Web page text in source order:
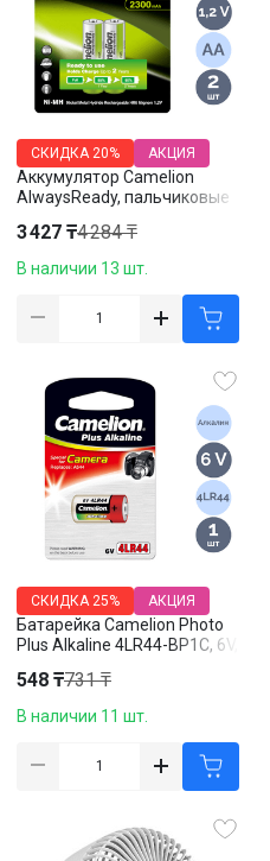
Аккумулятор Camelion
AlwaysReady, пальчиковые
шт, цена за упаковку
СКИДКА 20% АКЦИЯ
3 427 ₸4 284 ₸
В наличии 13 шт.
Батарейка Camelion Photo
Plus Alkaline 4LR44-BP1C, 6V,
СКИДКА 25% АКЦИЯ
548 ₸731 ₸
В наличии 11 шт.